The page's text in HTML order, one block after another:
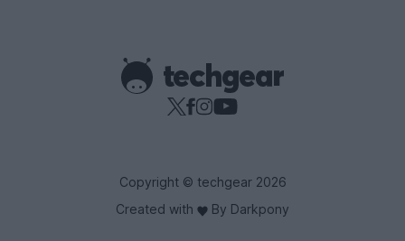
Copyright © techgear 2026
Created with
By Darkpony